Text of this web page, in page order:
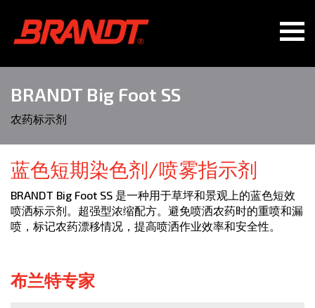
BRANDT Big Foot SS
农药标示剂
蓝色短期染色剂/喷雾指示剂
BRANDT Big Foot SS 是一种用于草坪和景观上的蓝色短效
喷洒标示剂。超强型浓缩配方。避免喷洒农药时的重喷和漏
喷，标记农药漂移情况，提高喷洒作业效率和安全性。
布兰特专家